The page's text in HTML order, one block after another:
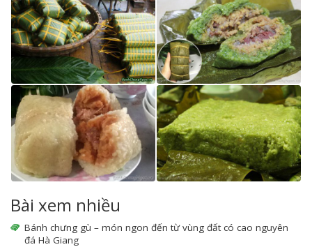
Bài xem nhiều
Bánh chưng gù – món ngon đến từ vùng đất có cao nguyên
đá Hà Giang